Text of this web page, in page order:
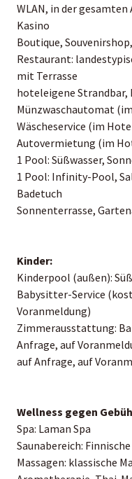
WLAN, in der gesamten
Kasino
Boutique,
Restaurant:
mit Terrasse
hoteleigene Strandbar,
Münzwaschautomat
Wäscheservice (im
Autovermietung (im
1 Pool: Süßwasser,
1 Pool: Infinity-Pool,
Badetuch
Sonnenterrasse,
Kinder:
Kinderpool (außen):
Babysitter-Service
Voranmeldung)
Zimmerausstattung:
Anfrage, auf
auf Anfrage, auf
Wellness gegen
Spa: Laman Spa
Saunabereich:
Massagen: klassische